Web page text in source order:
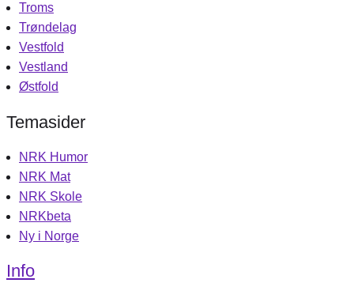
Troms
Trøndelag
Vestfold
Vestland
Østfold
Temasider
NRK Humor
NRK Mat
NRK Skole
NRKbeta
Ny i Norge
Info